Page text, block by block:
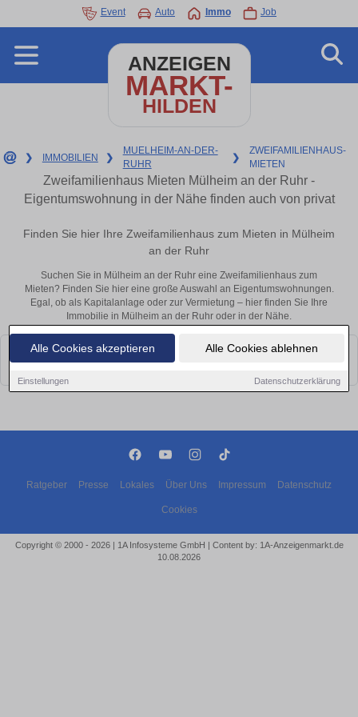
Alle Cookies akzeptieren Alle Cookies ablehnen
Einstellungen Datenschutzerklärung
Event Auto Immo Job
ANZEIGEN
MARKT-
HILDEN
❯ IMMOBILIEN ❯
MUELHEIM-AN-DER-
RUHR
❯
ZWEIFAMILIENHAUS-
MIETEN
Zweifamilienhaus Mieten Mülheim an der Ruhr -
Eigentumswohnung in der Nähe finden auch von privat
Finden Sie hier Ihre Zweifamilienhaus zum Mieten in Mülheim
an der Ruhr
Suchen Sie in Mülheim an der Ruhr eine Zweifamilienhaus zum
Mieten? Finden Sie hier eine große Auswahl an Eigentumswohnungen.
Egal, ob als Kapitalanlage oder zur Vermietung – hier finden Sie Ihre
Immobilie in Mülheim an der Ruhr oder in der Nähe.
Leider konnten wir derzeit keine passenden Objekte finden. Schauen Sie
Ratgeber Presse Lokales Über Uns Impressum Datenschutz
Cookies
Copyright © 2000 - 2026 | 1A Infosysteme GmbH | Content by: 1A-Anzeigenmarkt.de
10.08.2026